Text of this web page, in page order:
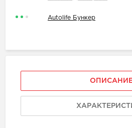
Autolife Бункер